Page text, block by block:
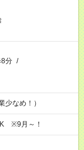
分 /
なめ！）
※9月～！